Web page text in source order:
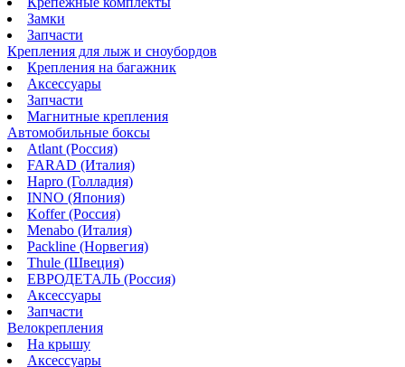
Замки
Запчасти
Крепления для лыж и сноубордов
Крепления на багажник
Аксессуары
Запчасти
Магнитные крепления
Автомобильные боксы
Atlant (Россия)
FARAD (Италия)
Hapro (Голладия)
INNO (Япония)
Koffer (Россия)
Menabo (Италия)
Packline (Норвегия)
Thule (Швеция)
ЕВРОДЕТАЛЬ (Россия)
Аксессуары
Запчасти
Велокрепления
На крышу
Аксессуары